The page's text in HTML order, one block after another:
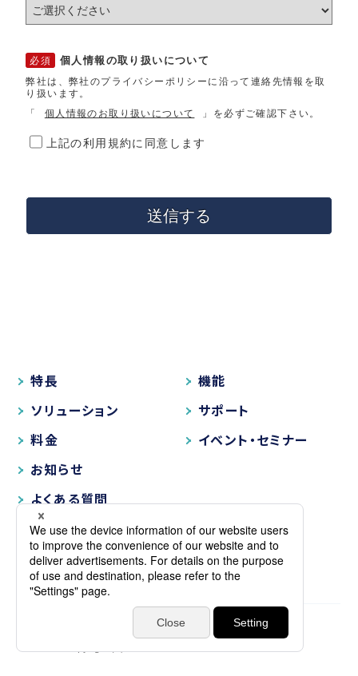
個人情報の取り扱いについて
弊社は、弊社のプライバシーポリシーに沿って連絡先情報を取
り扱います。
「
個人情報のお取り扱いについて 」を必ずご確認下さい。
上記の利用規約に同意します
送信する
特長
機能
ソリューション
サポート
料金
イベント・セミナー
お知らせ
よくある質問
プライバシーポリシー サイトマップ